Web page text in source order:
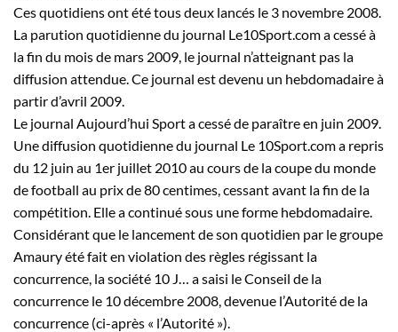
Ces quotidiens ont été tous deux lancés le 3 novembre 2008.
La parution quotidienne du journal Le10Sport.com a cessé à
la fin du mois de mars 2009, le journal n’atteignant pas la
diffusion attendue. Ce journal est devenu un hebdomadaire à
partir d’avril 2009.
Le journal Aujourd’hui Sport a cessé de paraître en juin 2009.
Une diffusion quotidienne du journal Le 10Sport.com a repris
du 12 juin au 1er juillet 2010 au cours de la coupe du monde
de football au prix de 80 centimes, cessant avant la fin de la
compétition. Elle a continué sous une forme hebdomadaire.
Considérant que le lancement de son quotidien par le groupe
Amaury été fait en violation des règles régissant la
concurrence, la société 10 J… a saisi le Conseil de la
concurrence le 10 décembre 2008, devenue l’Autorité de la
concurrence (ci-après « l’Autorité »).